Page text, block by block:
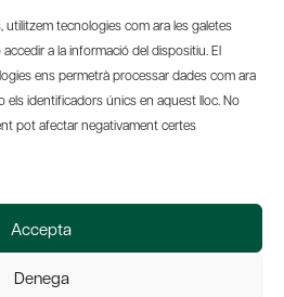
utilitzem tecnologies com ara les galetes
a la informació del dispositiu. El
ens permetrà processar dades com ara
els identificadors únics en aquest lloc. No
pot afectar negativament certes
Accepta
Denega
Newsletter
Barcelonesa d'Amics del País
by Ideamatic